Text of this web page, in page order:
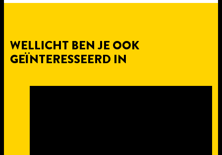
WELLICHT BEN JE OOK
GEÏNTERESSEERD IN